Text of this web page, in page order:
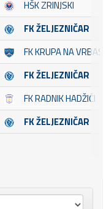
HŠK ZRINJSKI
FK ŽELJEZNIČAR
FK KRUPA NA VRBASU
FK ŽELJEZNIČAR
FK RADNIK HADŽIĆI
FK ŽELJEZNIČAR